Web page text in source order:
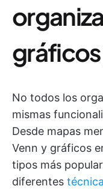
gráficos
No todos los
mismas
Desde mapas
Venn y gráficos
tipos más
diferentes